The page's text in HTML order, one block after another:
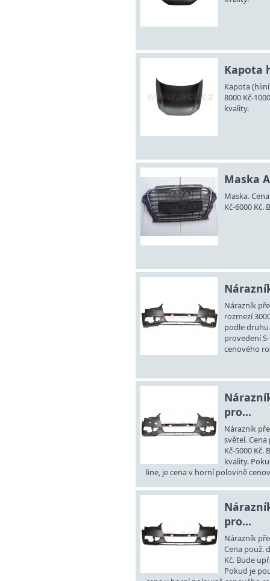
Kapota
Kapota
8000 Kč-
kvality.
Maska
Maska.
Kč-6000 Kč.
Nárazník
rozmezí
podle
provedení
cenového
pro...
Nárazník
světel.
Kč-5000
kvality.
line, je cena v horní polovině
pro...
Nárazník
Cena použ.
Kč. Bude
Pokud je